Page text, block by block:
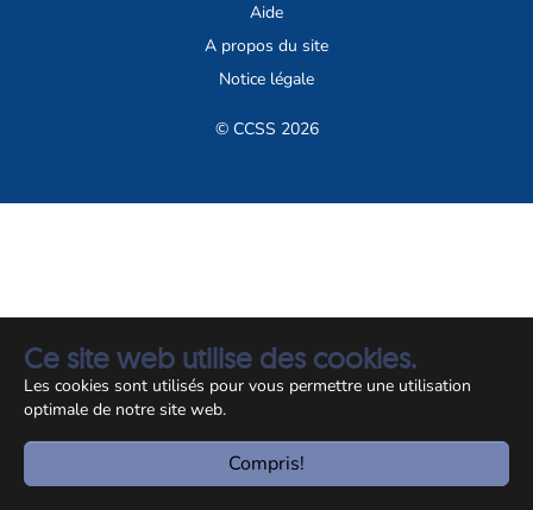
Ce site web utilise des cookies.
Les cookies sont utilisés pour vous permettre une utilisation
optimale de notre site web.
Compris!
Aide
A propos du site
Notice légale
© CCSS 2026